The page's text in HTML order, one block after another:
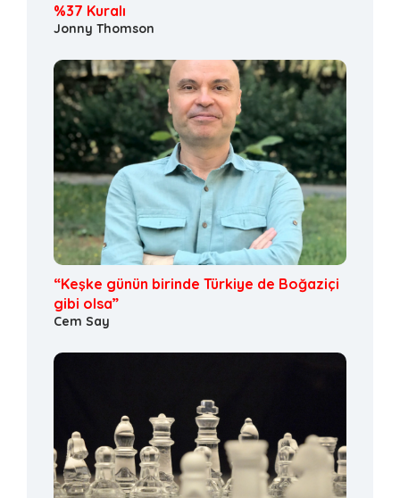
%37 Kuralı
Jonny Thomson
“Keşke günün birinde Türkiye de Boğaziçi
gibi olsa”
Cem Say